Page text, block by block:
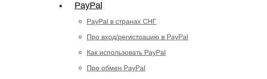
PayPal
PayPal в странах СНГ
Про вход/регистрацию в PayPal
Как использовать PayPal
Про обмен PayPal